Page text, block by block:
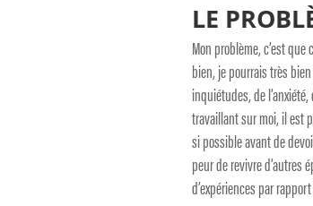
LE
Mon problème, c’est
bien, je pourrais très
inquiétudes, de
travaillant sur moi, il est
si possible avant de
peur de revivre d’autres
d’expériences par